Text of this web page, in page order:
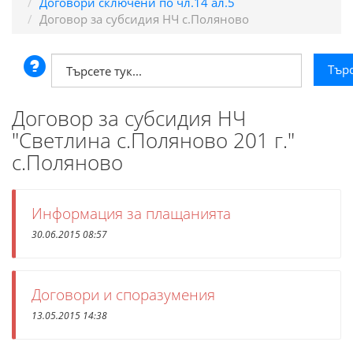
Договор за субсидия НЧ с.Поляново
Договор за субсидия НЧ
"Светлина с.Поляново 201 г."
с.Поляново
Информация за плащанията
30.06.2015 08:57
Договори и споразумения
13.05.2015 14:38